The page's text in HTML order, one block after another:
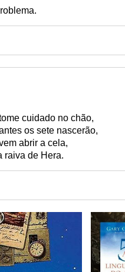
cuidado no chão,
os sete nascerão,
abrir a cela,
raiva de Hera.